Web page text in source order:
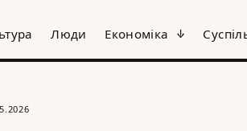
Люди Економіка